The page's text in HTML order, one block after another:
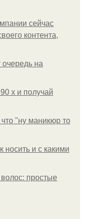
сейчас
контента,
очередь на
х и получай
"ну маникюр то
носить и с какими
простые